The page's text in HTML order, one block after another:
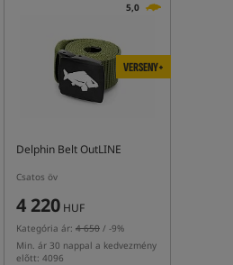
5,0
VERSENY+
Delphin Belt OutLINE
Csatos öv
4 220 HUF
Kategória ár: 4 650 / -9%
Min. ár 30 nappal a kedvezmény
előtt: 4096